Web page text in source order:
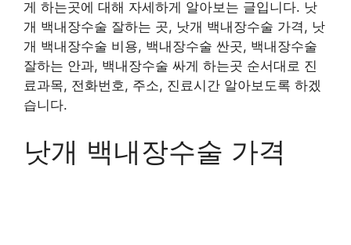
게 하는곳에 대해 자세하게 알아보는 글입니다. 낫
개 백내장수술 잘하는 곳, 낫개 백내장수술 가격, 낫
개 백내장수술 비용, 백내장수술 싼곳, 백내장수술
잘하는 안과, 백내장수술 싸게 하는곳 순서대로 진
료과목, 전화번호, 주소, 진료시간 알아보도록 하겠
습니다.
낫개 백내장수술 가격